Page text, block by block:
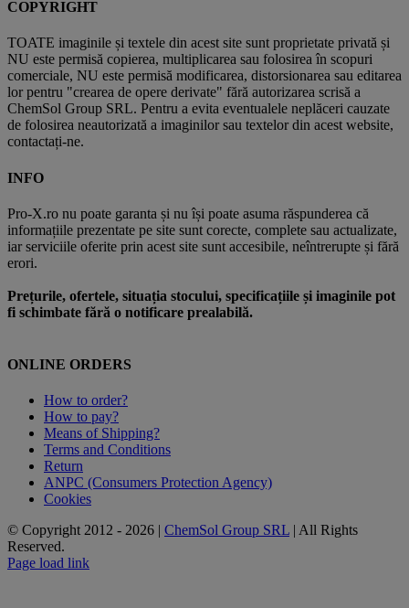
COPYRIGHT
TOATE imaginile și textele din acest site sunt proprietate privată și
NU este permisă copierea, multiplicarea sau folosirea în scopuri
comerciale, NU este permisă modificarea, distorsionarea sau editarea
lor pentru "crearea de opere derivate" fără autorizarea scrisă a
ChemSol Group SRL. Pentru a evita eventualele neplăceri cauzate
de folosirea neautorizată a imaginilor sau textelor din acest website,
contactați-ne.
INFO
Pro-X.ro nu poate garanta și nu își poate asuma răspunderea că
informațiile prezentate pe site sunt corecte, complete sau actualizate,
iar serviciile oferite prin acest site sunt accesibile, neîntrerupte și fără
erori.
Prețurile, ofertele, situația stocului, specificațiile și imaginile pot
fi schimbate fără o notificare prealabilă.
ONLINE ORDERS
How to order?
How to pay?
Means of Shipping?
Terms and Conditions
Return
ANPC (Consumers Protection Agency)
Cookies
© Copyright 2012 - 2026 | ChemSol Group SRL | All Rights
Reserved.
Page load link